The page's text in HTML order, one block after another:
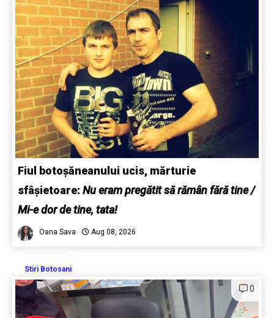
Fiul botoșăneanului ucis, mărturie
sfâșietoare: Nu eram pregătit să rămân fără tine /
Mi-e dor de tine, tata!
Oana Sava Aug 08, 2026
Stiri Botosani
0